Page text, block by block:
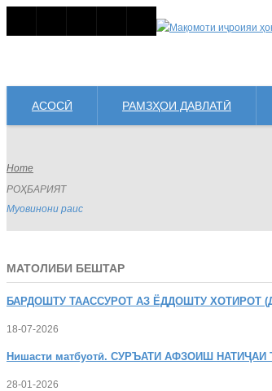
АСОСӢ РАМЗҲОИ ДАВЛАТӢ
Home
РОҲБАРИЯТ
Муовинони раис
МАТОЛИБИ БЕШТАР
БАРДОШТУ ТААССУРОТ АЗ ЁДДОШТУ ХОТИРОТ
18-07-2026
Нишасти матбуотӣ. СУРЪАТИ АФЗОИШ
28-01-2026